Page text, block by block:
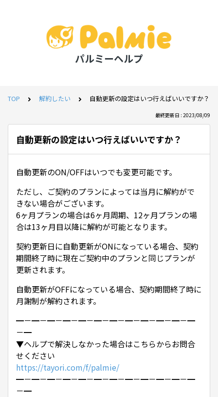
パルミーヘルプ
TOP 解約したい 自動更新の設定はいつ行えばいいですか？
最終更新日 : 2023/08/09
自動更新の設定はいつ行えばいいですか？
自動更新のON/OFFはいつでも変更可能です。
ただし、ご契約のプランによっては当月に解約がで
きない場合がございます。
6ヶ月プランの場合は6ヶ月周期、12ヶ月プランの場
合は13ヶ月目以降に解約が可能となります。
契約更新日に自動更新がONになっている場合、契約
期間終了時に現在ご契約中のプランと同じプランが
更新されます。
自動更新がOFFになっている場合、契約期間終了時に
月謝制が解約されます。
━－━－━－━－━－━－━－━－━－━－━－━
－━
▼ヘルプで解決しなかった場合はこちらからお問合
せください
https://tayori.com/f/palmie/
━－━－━－━－━－━－━－━－━－━－━－━
－━